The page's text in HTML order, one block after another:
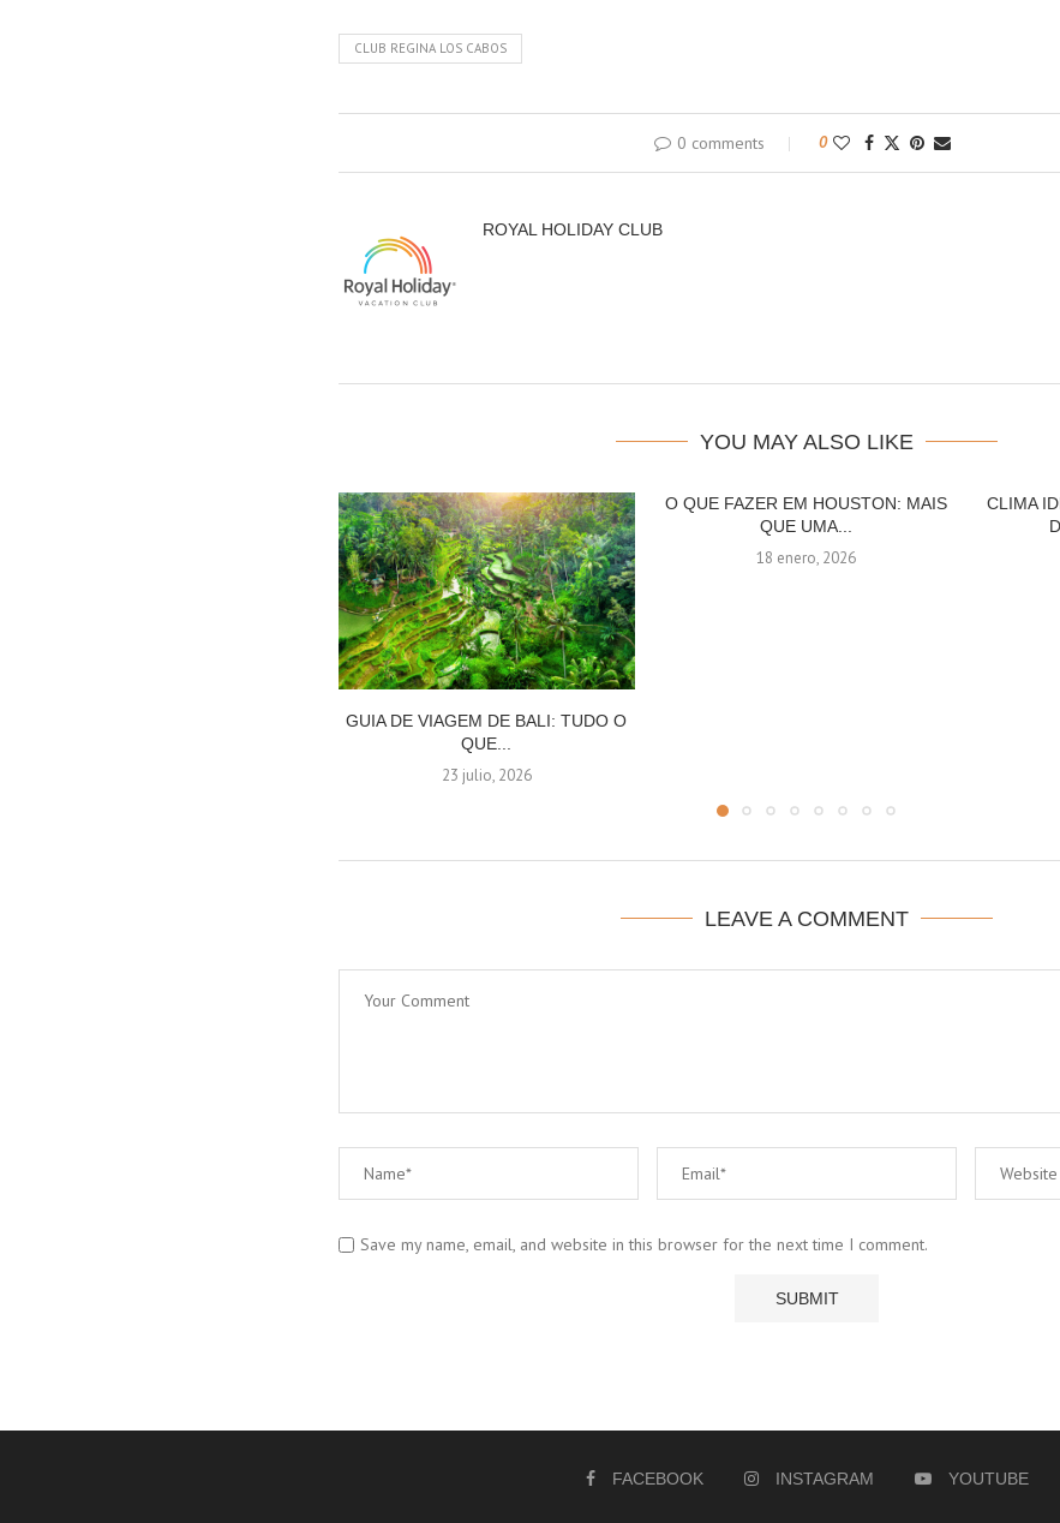
CLUB REGINA LOS CABOS
0 comments 0
ROYAL HOLIDAY CLUB
YOU MAY ALSO LIKE
GUIA DE VIAGEM DE BALI: TUDO O
QUE...
23 julio, 2026
O QUE FAZER EM HOUSTON: MAIS
QUE UMA...
18 enero, 2026
CLIMA
LEAVE A COMMENT
Save my name, email, and website in this browser for the next time I comment.
FACEBOOK INSTAGRAM YOUTUBE